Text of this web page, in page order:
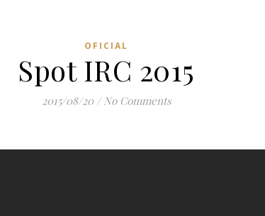
OFICIAL
Spot IRC 2015
2015/08/20 / No Comments